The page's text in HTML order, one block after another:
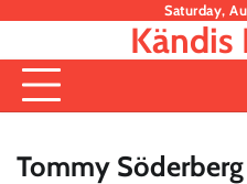
content
Saturday,
Kändis
Tommy